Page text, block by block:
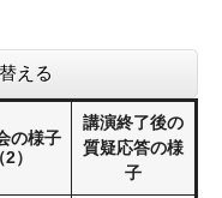
える
の様子
2）
講演終了後の
質疑応答の様
子